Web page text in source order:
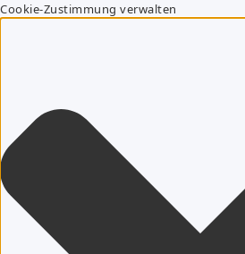
Cookie-Zustimmung verwalten